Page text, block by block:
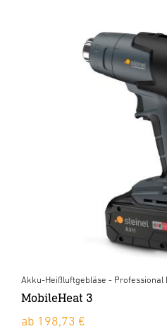
Akku-Heißluftgebläse - Professional
MobileHeat 3
ab 198,73 €